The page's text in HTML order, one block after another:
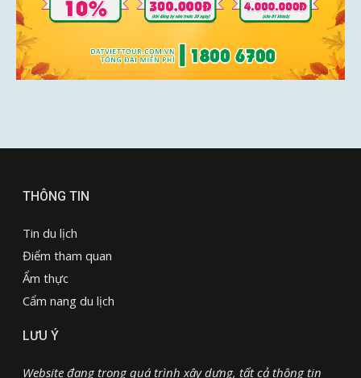
THÔNG TIN
Tin du lịch
Điểm tham quan
Ẩm thực
Cẩm nang du lịch
LƯU Ý
Website đang trong quá trình xây dựng, tất cả thông tin